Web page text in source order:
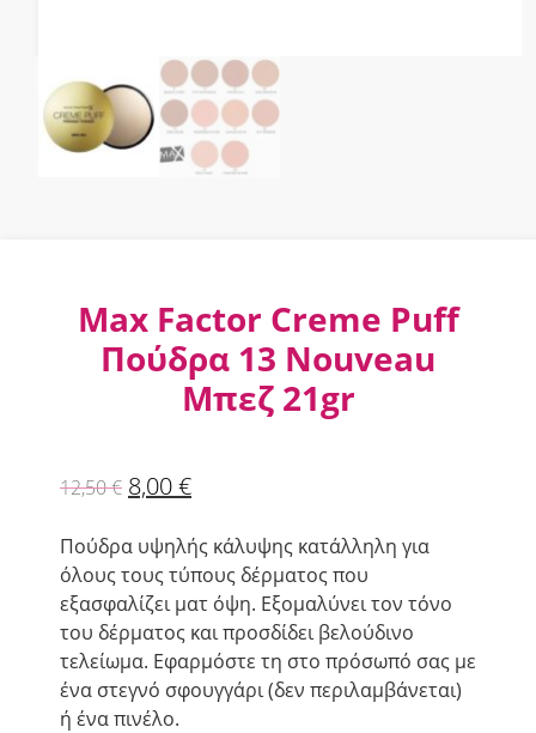
Max Factor Creme Puff
Πούδρα 13 Nouveau
Μπεζ 21gr
12,50€ 8,00€
Πούδρα υψηλής κάλυψης κατάλληλη για
όλους τους τύπους δέρματος που
εξασφαλίζει ματ όψη. Εξομαλύνει τον τόνο
του δέρματος και προσδίδει βελούδινο
τελείωμα. Εφαρμόστε τη στο πρόσωπό σας με
ένα στεγνό σφουγγάρι (δεν περιλαμβάνεται)
ή ένα πινέλο.